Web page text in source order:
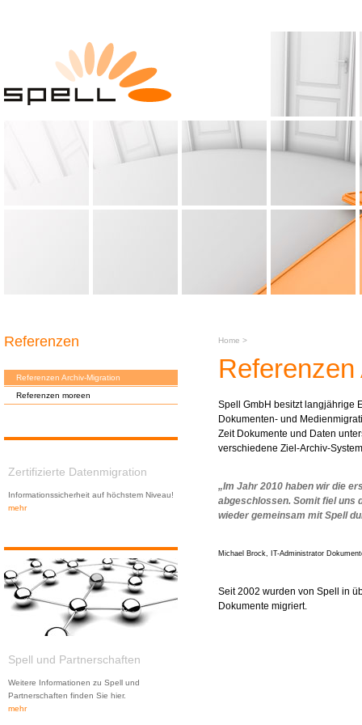
Referenzen
Referenzen Archiv-Migration
Referenzen moreen
Zertifizierte Datenmigration
Informationssicherheit auf höchstem Niveau!
mehr
Spell und Partnerschaften
Weitere Informationen zu Spell und
Partnerschaften finden Sie hier.
mehr
Home >
Spell GmbH besitzt langjährige
Dokumenten- und
Zeit Dokumente und Daten
verschiedene Ziel-Archiv-
„Im Jahr 2010 haben wir die
abgeschlossen. Somit fiel uns
wieder gemeinsam mit Spell
Michael Brock, IT-Administrator
Seit 2002 wurden von Spell in
Dokumente migriert.